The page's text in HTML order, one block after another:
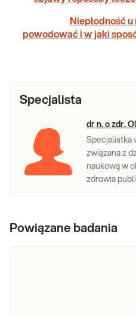
Niepłodność
powodować i w jaki
Specjalista
dr n. o zdr.
Specjalistka
związana z
naukową w
zdrowia
Powiązane badania